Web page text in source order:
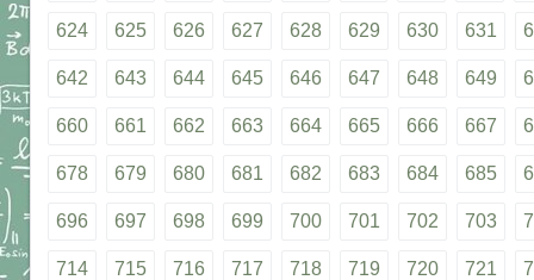
624 625 626 627 628 629 630 631
642 643 644 645 646 647 648 649
660 661 662 663 664 665 666 667
678 679 680 681 682 683 684 685
696 697 698 699 700 701 702 703
714 715 716 717 718 719 720 721